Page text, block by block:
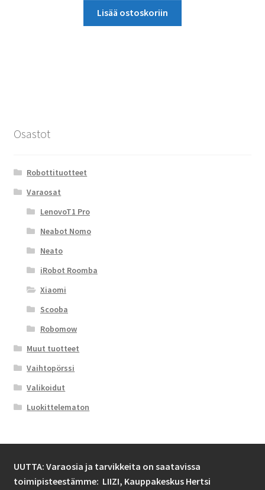
Lisää ostoskoriin
Osastot
Robottituotteet
Varaosat
LenovoT1 Pro
Neabot Nomo
Neato
iRobot Roomba
Xiaomi
Scooba
Robomow
Muut tuotteet
Vaihtopörssi
Valikoidut
Luokittelematon
UUTTA: Varaosia ja tarvikkeita on saatavissa
toimipisteestämme: LIIZI, Kauppakeskus Hertsi